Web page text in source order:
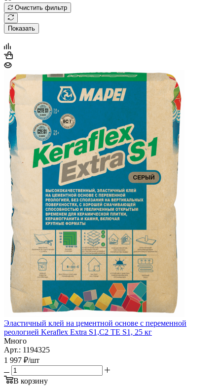
Очистить фильтр
Показать
Эластичный клей на цементной основе с переменной
реологией Keraflex Extra S1,C2 TE S1, 25 кг
Много
Арт.: 1194325
1 997 ₽/шт
В корзину